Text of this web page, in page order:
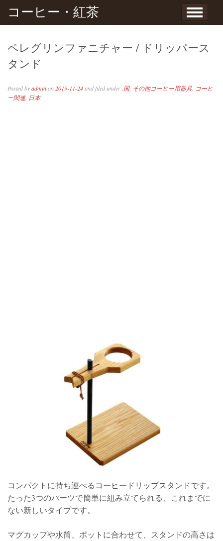
コーヒー・紅茶
ペレグリンファニチャー / ドリッパース
タンド
Posted byadminon 2019-11-24and filed under.国, その他コーヒー用器具 コーヒ
ー関連, 日本
コンパクトに持ち運べるコーヒードリップスタンドです。
たった3つのパーツで簡単に組み立てられる、これまでに
ない新しいタイプです。
マグカップや水筒、ポットに合わせて、スタンドの高さは